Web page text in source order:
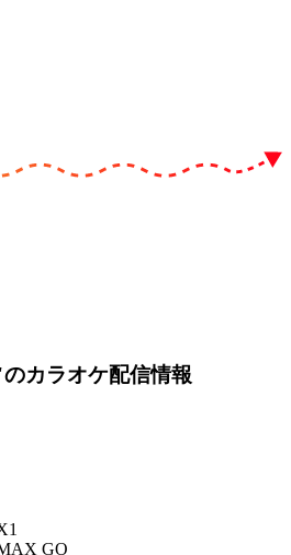
のカラオケ配信情報
GO